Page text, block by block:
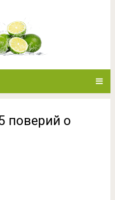
поверий о